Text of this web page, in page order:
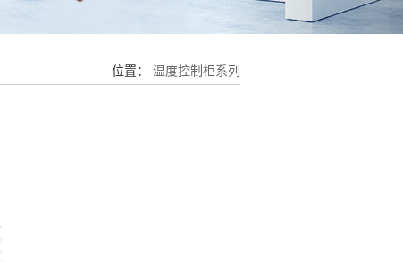
位置： 温度控制柜系列